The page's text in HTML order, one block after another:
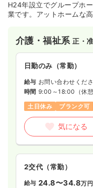
H24年設立でグループホ
業です。アットホームな
介護・福祉系正・
日勤のみ（常勤）
給与 お問い合わせくだ
時間 9:00～18:00 （休
土日休み
ブランク可
気になる
2交代（常勤）
給与 24.8〜34.8万円